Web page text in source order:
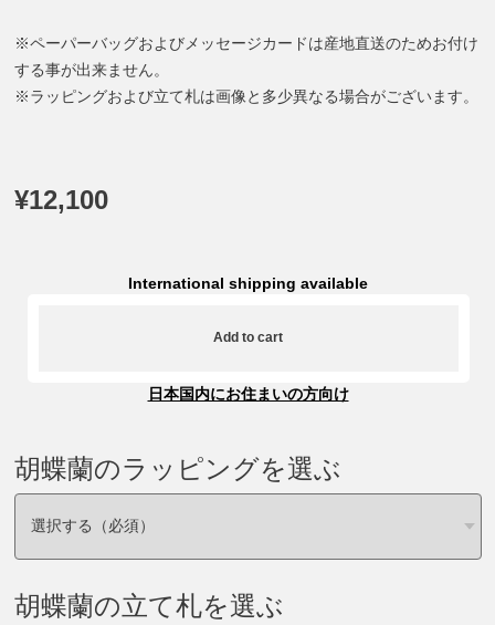
※ペーパーバッグおよびメッセージカードは産地直送のためお付け
する事が出来ません。
※ラッピングおよび立て札は画像と多少異なる場合がございます。
¥12,100
International shipping available
Add to cart
日本国内にお住まいの方向け
胡蝶蘭のラッピングを選ぶ
胡蝶蘭の立て札を選ぶ